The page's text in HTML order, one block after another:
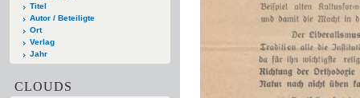
Titel
Autor / Beteiligte
Ort
Verlag
Jahr
CLOUDS